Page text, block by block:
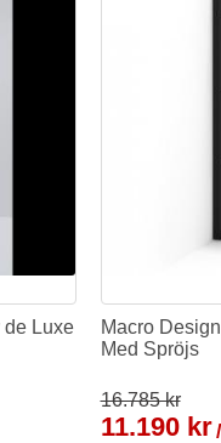
de Luxe
Macro
Med Spröjs
16.785 kr
11.190 kr